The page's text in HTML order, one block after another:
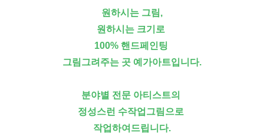
원하시는 그림,
원하시는 크기로
100% 핸드페인팅
그림그려주는 곳 예가아트입니다.
분야별 전문 아티스트의
정성스런 수작업그림으로
작업하여드립니다.